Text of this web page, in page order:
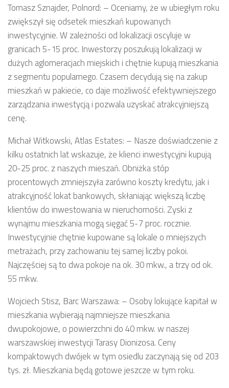
Tomasz Sznajder, Polnord: – Oceniamy, że w ubiegłym roku
zwiększył się odsetek mieszkań kupowanych
inwestycyjnie. W zależności od lokalizacji oscyluje w
granicach 5-15 proc. Inwestorzy poszukują lokalizacji w
dużych aglomeracjach miejskich i chętnie kupują mieszkania
z segmentu popularnego. Czasem decydują się na zakup
mieszkań w pakiecie, co daje możliwość efektywniejszego
zarządzania inwestycją i pozwala uzyskać atrakcyjniejszą
cenę.
Michał Witkowski, Atlas Estates: – Nasze doświadczenie z
kilku ostatnich lat wskazuje, że klienci inwestycyjni kupują
20-25 proc. z naszych mieszań. Obniżka stóp
procentowych zmniejszyła zarówno koszty kredytu, jak i
atrakcyjność lokat bankowych, skłaniając większą liczbę
klientów do inwestowania w nieruchomości. Zyski z
wynajmu mieszkania mogą sięgać 5-7 proc. rocznie.
Inwestycyjnie chętnie kupowane są lokale o mniejszych
metrażach, przy zachowaniu tej samej liczby pokoi.
Najczęściej są to dwa pokoje na ok. 30 mkw., a trzy od ok.
55 mkw.
Wojciech Stisz, Barc Warszawa: – Osoby lokujące kapitał w
mieszkania wybierają najmniejsze mieszkania
dwupokojowe, o powierzchni do 40 mkw. w naszej
warszawskiej inwestycji Tarasy Dionizosa. Ceny
kompaktowych dwójek w tym osiedlu zaczynają się od 203
tys. zł. Mieszkania będą gotowe jeszcze w tym roku.